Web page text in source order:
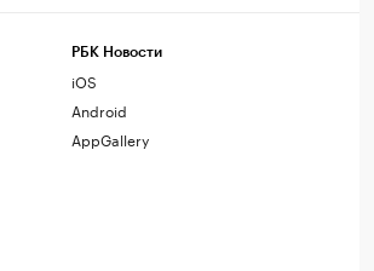
РБК Новости
iOS
Android
AppGallery